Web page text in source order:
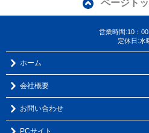
ページト
営業時間:10：
定休日:水
ホーム
会社概要
お問い合わせ
PCサイト